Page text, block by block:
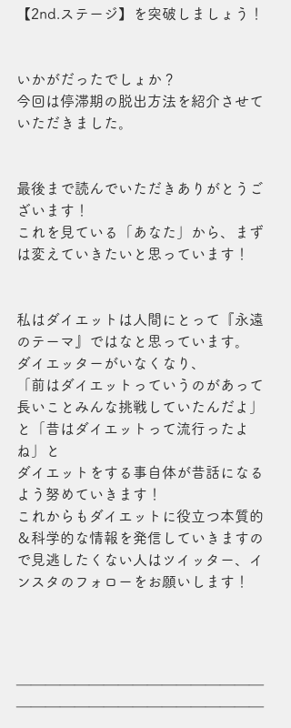
【2nd.ステージ】を突破しましょう！
いかがだったでしょか？
今回は停滞期の脱出方法を紹介させて
いただきました。
最後まで読んでいただきありがとうご
ざいます！
これを見ている「あなた」から、まず
は変えていきたいと思っています！
私はダイエットは人間にとって『永遠
のテーマ』ではなと思っています。
ダイエッターがいなくなり、
「前はダイエットっていうのがあって
長いことみんな挑戦していたんだよ」
と「昔はダイエットって流行ったよ
ね」と
ダイエットをする事自体が昔話になる
よう努めていきます！
これからもダイエットに役立つ本質的
＆科学的な情報を発信していきますの
で見逃したくない人はツイッター、イ
ンスタのフォローをお願いします！